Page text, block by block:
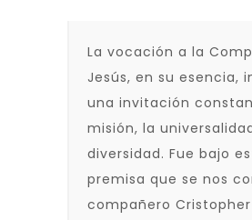
La vocación a la
Jesús, en su esencia,
una invitación
misión, la
diversidad. Fue bajo
premisa que se nos
compañero